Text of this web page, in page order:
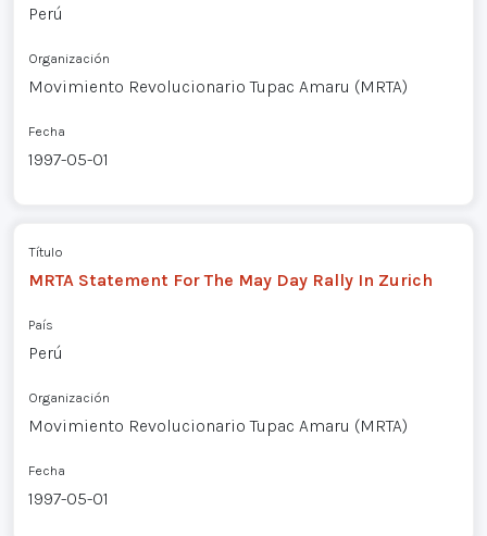
Perú
Organización
Movimiento Revolucionario Tupac Amaru (MRTA)
Fecha
1997-05-01
Título
MRTA Statement For The May Day Rally In Zurich
País
Perú
Organización
Movimiento Revolucionario Tupac Amaru (MRTA)
Fecha
1997-05-01